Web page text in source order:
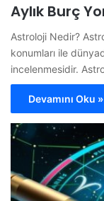
Aylık Burç
Astroloji Nedir?
konumları ile
incelenmesidir.
Devamını Oku »